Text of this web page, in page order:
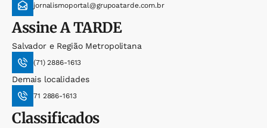
jornalismoportal@grupoatarde.com.br
AssineA TARDE
Salvador e Região Metropolitana
(71) 2886-1613
Demais localidades
71 2886-1613
Classificados